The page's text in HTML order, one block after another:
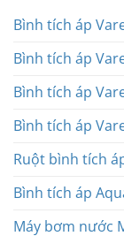
Bình tích áp
Bình tích áp
Bình tích áp
Bình tích áp
Ruột bình tích
Bình tích áp
Máy bơm nước